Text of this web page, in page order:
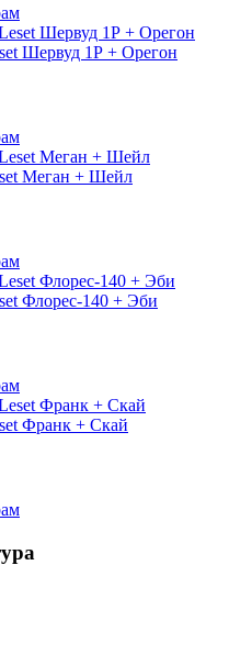
Шервуд 1Р + Орегон
Меган + Шейл
Флорес-140 + Эби
Франк + Скай